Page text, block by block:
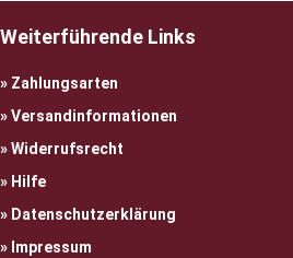
Weiterführende Links
Zahlungsarten
Versandinformationen
Widerrufsrecht
Hilfe
Datenschutzerklärung
Impressum